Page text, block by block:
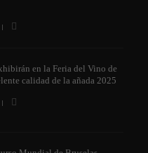
en la Feria del Vino de
calidad de la añada 2025